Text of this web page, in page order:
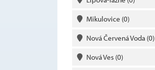
Mikulovice (0)
Nová Červená Voda (0)
Nová Ves (0)